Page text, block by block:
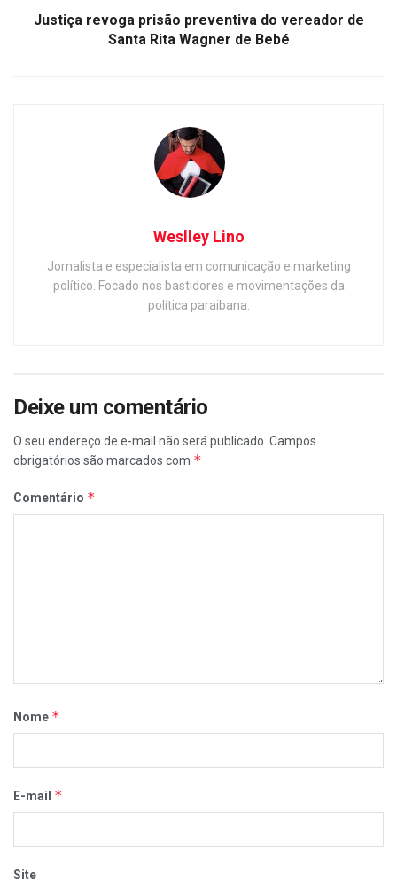
Justiça revoga prisão preventiva do vereador de
Santa Rita Wagner de Bebé
Weslley Lino
Jornalista e especialista em comunicação e marketing
político. Focado nos bastidores e movimentações da
política paraibana.
Deixe um comentário
O seu endereço de e-mail não será publicado. Campos
obrigatórios são marcados com *
Comentário *
Nome *
E-mail *
Site